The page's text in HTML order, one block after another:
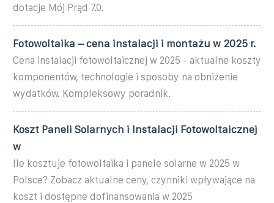
dotacje Mój Prąd 7.0.
Fotowoltaika – cena instalacji i montażu w 2025 r.
Cena instalacji fotowoltaicznej w 2025 - aktualne koszty
komponentów, technologie i sposoby na obniżenie
wydatków. Kompleksowy poradnik.
Koszt Paneli Solarnych i Instalacji Fotowoltaicznej
w
Ile kosztuje fotowoltaika i panele solarne w 2025 w
Polsce? Zobacz aktualne ceny, czynniki wpływające na
koszt i dostępne dofinansowania w 2025